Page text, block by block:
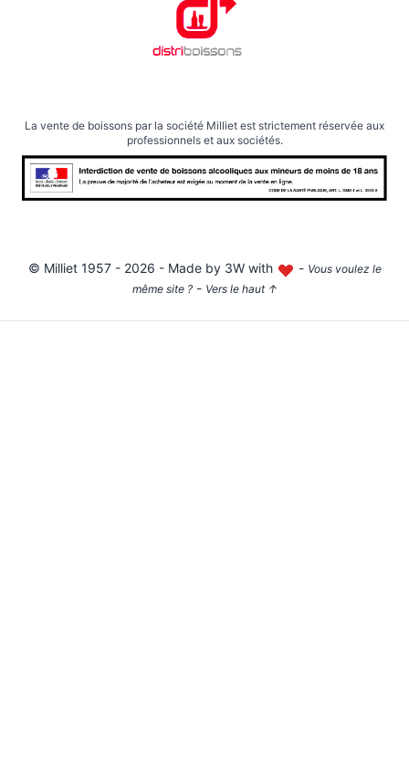
La vente de boissons par la société Milliet est strictement réservée aux
professionnels et aux sociétés.
© Milliet1957 - 2026 - Made by 3W with - Vous voulez le
même site ?- Vers le haut ↑